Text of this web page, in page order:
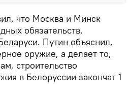
что Москва и Минск
обязательств,
Путин объяснил,
оружие, а делает то,
строительство
в Белоруссии закончат 1